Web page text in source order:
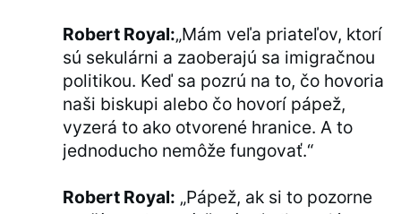
Robert Royal:„Mám veľa priateľov, ktorí
sú sekulárni a zaoberajú sa imigračnou
politikou. Keď sa pozrú na to, čo hovoria
naši biskupi alebo čo hovorí pápež,
vyzerá to ako otvorené hranice. A to
jednoducho nemôže fungovať.“
Robert Royal: „Pápež, ak si to pozorne